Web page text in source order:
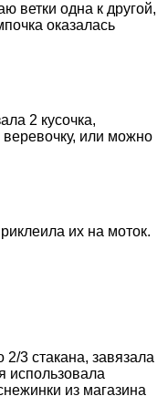
ветки одна к другой,
оказалась
2 кусочка,
веревочку, или можно
их на моток.
3 стакана, завязала
использовала
из магазина